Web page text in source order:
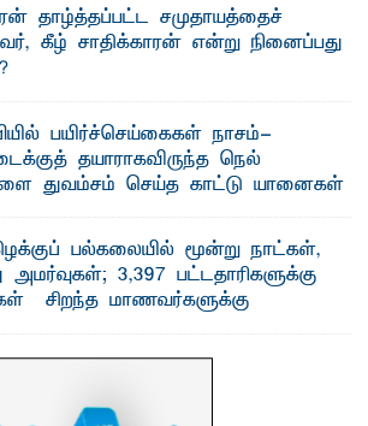
தாழ்த்தப்பட்ட சமுதாயத்தைச்
கீழ் சாதிக்காரன் என்று நினைப்பது
பயிர்ச்செய்கைகள் நாசம்-
தயாராகவிருந்த நெல்
துவம்சம் செய்த காட்டு யானைகள்
பல்கலையில் மூன்று நாட்கள்,
அமர்வுகள்; 3,397 பட்டதாரிகளுக்கு
– சிறந்த மாணவர்களுக்கு